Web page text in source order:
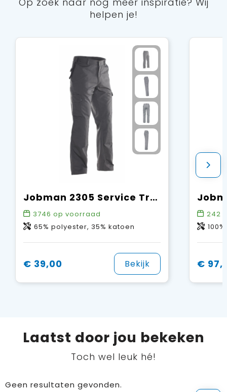
helpen je!
Jobman 2305 Service Trousers
3746 op voorraad
65% polyester, 35% katoen
€ 39,00 Bekijk
242
€
Laatst door jou bekeken
Toch wel leuk hé!
Geen resultaten gevonden.